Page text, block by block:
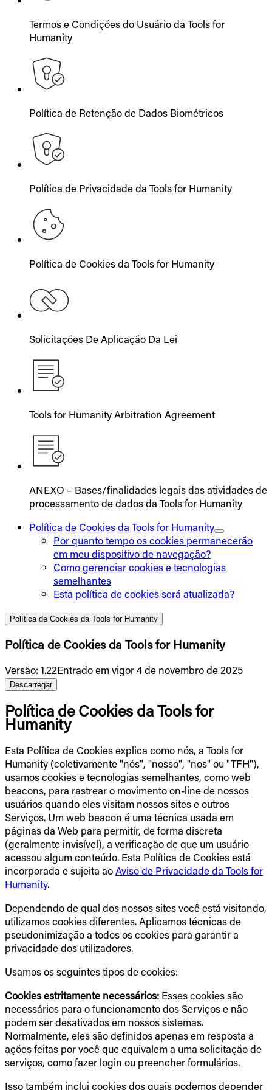
Termos e Condições do Usuário da Tools for
Humanity
Política de Retenção de Dados Biométricos
Política de Privacidade da Tools for Humanity
Política de Cookies da Tools for Humanity
Solicitações De Aplicação Da Lei
Tools for Humanity Arbitration Agreement
ANEXO – Bases/finalidades legais das atividades de
processamento de dados da Tools for Humanity
Política de Cookies da Tools for Humanity
Por quanto tempo os cookies permanecerão
em meu dispositivo de navegação?
Como gerenciar cookies e tecnologias
semelhantes
Esta política de cookies será atualizada?
Política de Cookies da Tools for Humanity
Política de Cookies da Tools for Humanity
Versão: 1.22Entrado em vigor 4 de novembro de 2025
Descarregar
Política de Cookies da Tools for
Humanity
Esta Política de Cookies explica como nós, a Tools for
Humanity (coletivamente "nós", "nosso", "nos" ou "TFH"),
usamos cookies e tecnologias semelhantes, como web
beacons, para rastrear o movimento on-line de nossos
usuários quando eles visitam nossos sites e outros
Serviços. Um web beacon é uma técnica usada em
páginas da Web para permitir, de forma discreta
(geralmente invisível), a verificação de que um usuário
acessou algum conteúdo. Esta Política de Cookies está
incorporada e sujeita aoAviso de Privacidade da Tools for
Humanity.
Dependendo de qual dos nossos sites você está visitando,
utilizamos cookies diferentes. Aplicamos técnicas de
pseudonimização a todos os cookies para garantir a
privacidade dos utilizadores.
Usamos os seguintes tipos de cookies:
Cookies estritamente necessários: Esses cookies são
necessários para o funcionamento dos Serviços e não
podem ser desativados em nossos sistemas.
Normalmente, eles são definidos apenas em resposta a
ações feitas por você que equivalem a uma solicitação de
serviços, como fazer login ou preencher formulários.
Isso também inclui cookies dos quais podemos depender